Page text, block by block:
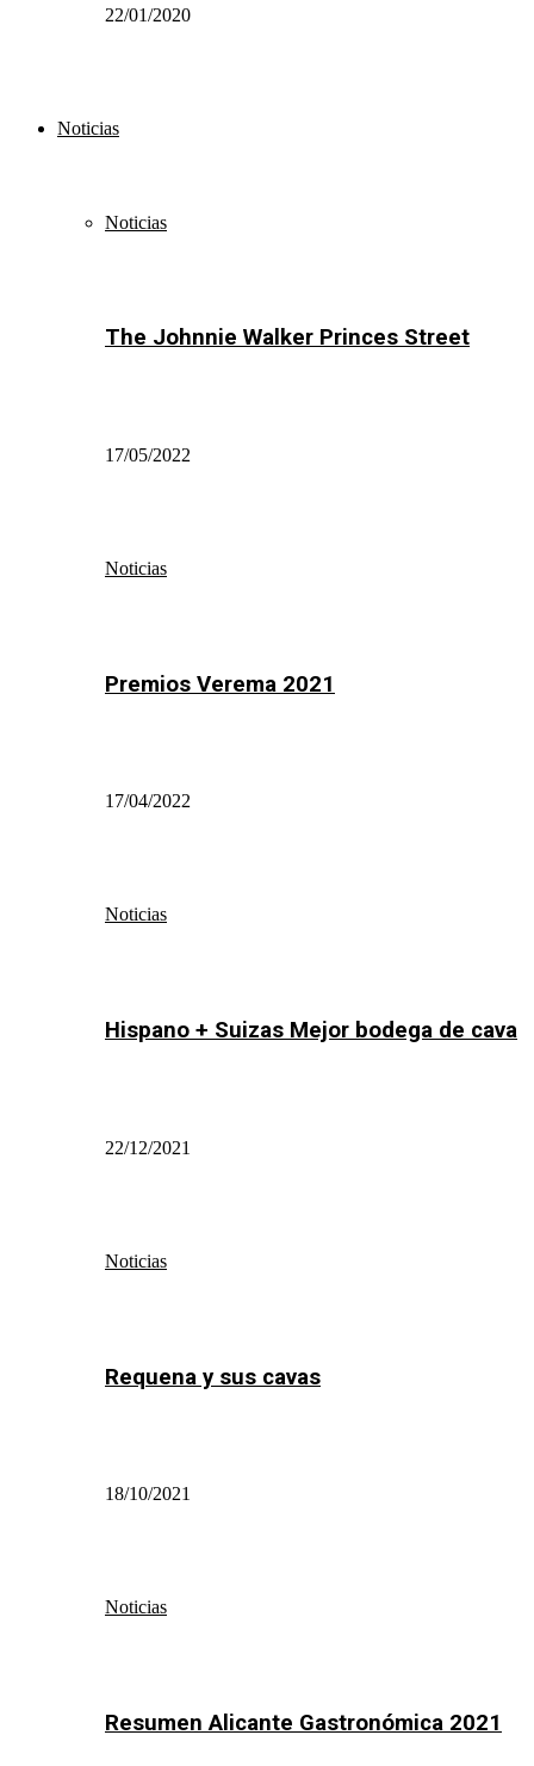
22/01/2020
Noticias
Noticias
The Johnnie Walker Princes Street
17/05/2022
Noticias
Premios Verema 2021
17/04/2022
Noticias
Hispano + Suizas Mejor bodega de cava
22/12/2021
Noticias
Requena y sus cavas
18/10/2021
Noticias
Resumen Alicante Gastronómica 2021